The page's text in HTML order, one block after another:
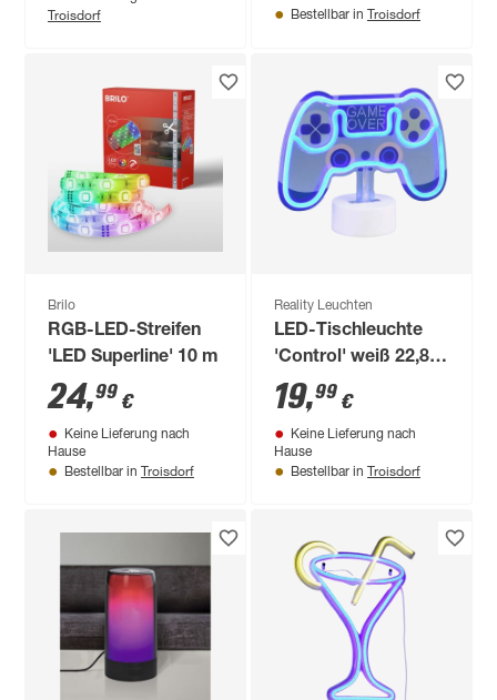
Troisdorf
Bestellbar in Troisdorf
Brilo
RGB-LED-Streifen
'LED Superline' 10 m
24,99 €
Keine Lieferung nach
Hause
Bestellbar in Troisdorf
Reality Leuchten
LED-Tischleuchte
'Control' weiß 22,8 x
18 x 8,5 cm
19,99 €
Keine Lieferung nach
Hause
Bestellbar in Troisdorf